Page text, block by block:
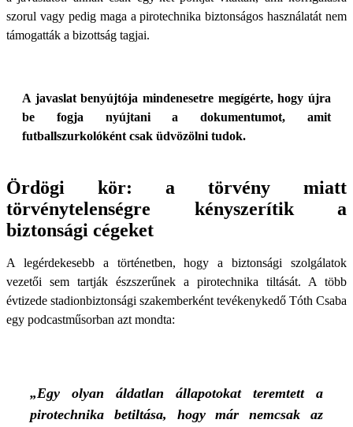
szorul vagy pedig maga a pirotechnika biztonságos használatát nem
támogatták a bizottság tagjai.
A javaslat benyújtója mindenesetre megígérte, hogy újra
be fogja nyújtani a dokumentumot, amit
futballszurkolóként csak üdvözölni tudok.
Ördögi kör: a törvény miatt
törvénytelenségre kényszerítik a
biztonsági cégeket
A legérdekesebb a történetben, hogy a biztonsági szolgálatok
vezetői sem tartják észszerűnek a pirotechnika tiltását. A több
évtizede stadionbiztonsági szakemberként tevékenykedő Tóth Csaba
egy podcastműsorban azt mondta:
„Egy olyan áldatlan állapotokat teremtett a
pirotechnika betiltása, hogy már nemcsak az